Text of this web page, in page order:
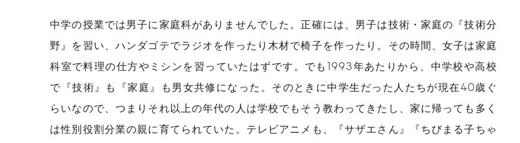
中学の授業では男子に家庭科がありませんでした。正確には、男子は技術・家庭の『技術分
野』を習い、ハンダゴテでラジオを作ったり木材で椅子を作ったり。その時間、女子は家庭
科室で料理の仕方やミシンを習っていたはずです。でも1993年あたりから、中学校や高校
で『技術』も『家庭』も男女共修になった。そのときに中学生だった人たちが現在40歳ぐ
らいなので、つまりそれ以上の年代の人は学校でもそう教わってきたし、家に帰っても多く
は性別役割分業の親に育てられていた。テレビアニメも、『サザエさん』『ちびまる子ちゃ